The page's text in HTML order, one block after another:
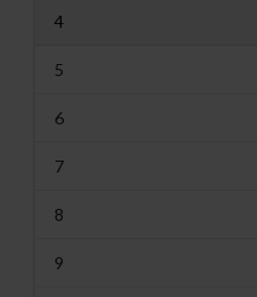
4
5
6
7
8
9